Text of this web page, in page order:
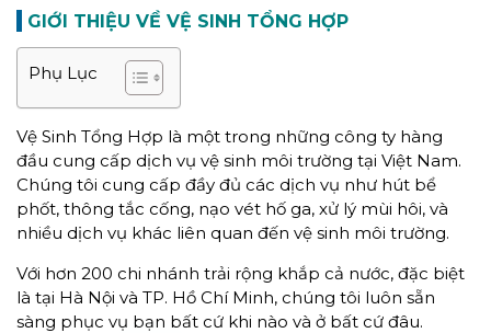
GIỚI THIỆU VỀ VỆ SINH TỔNG HỢP
Phụ Lục
Vệ Sinh Tổng Hợp là một trong những công ty hàng
đầu cung cấp dịch vụ vệ sinh môi trường tại Việt Nam.
Chúng tôi cung cấp đầy đủ các dịch vụ như hút bể
phốt, thông tắc cống, nạo vét hố ga, xử lý mùi hôi, và
nhiều dịch vụ khác liên quan đến vệ sinh môi trường.
Với hơn 200 chi nhánh trải rộng khắp cả nước, đặc biệt
là tại Hà Nội và TP. Hồ Chí Minh, chúng tôi luôn sẵn
sàng phục vụ bạn bất cứ khi nào và ở bất cứ đâu.